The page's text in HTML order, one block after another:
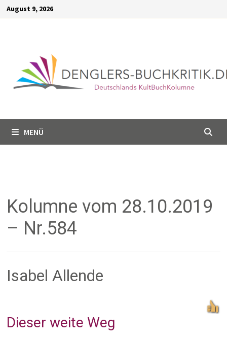
springen
August 9, 2026
MENÜ
Kolumne vom 28.10.2019
– Nr.584
Isabel Allende
Dieser weite Weg